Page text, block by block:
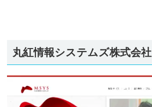
丸紅情報システムズ株式会社